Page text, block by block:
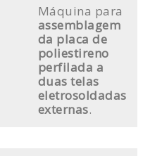
Máquina para
assemblagem
da placa de
poliestireno
perfilada a
duas telas
eletrosoldadas
externas.